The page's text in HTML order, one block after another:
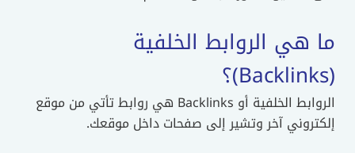
ما هي الروابط الخلفية
(Backlinks)؟
الروابط الخلفية أو Backlinks هي روابط تأتي من موقع
إلكتروني آخر وتشير إلى صفحات داخل موقعك.